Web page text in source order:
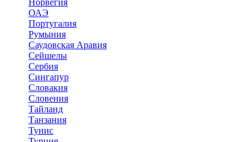
Норвегия
ОАЭ
Португалия
Румыния
Саудовская Аравия
Сейшелы
Сербия
Сингапур
Словакия
Словения
Тайланд
Танзания
Тунис